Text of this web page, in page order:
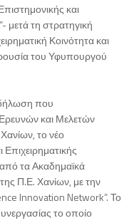
και
μετά τη στρατηγική
Κοινότητα και
του Υφυπουργού
που
και Μελετών
το νέο
από τα Ακαδημαϊκά
Π.Ε. Χανίων, με την
Innovation Network”. Το
το οποίο